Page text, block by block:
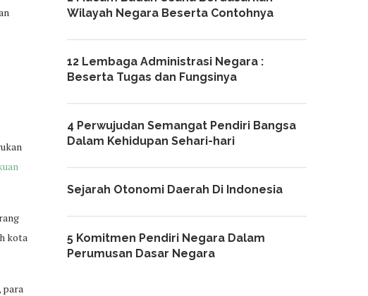
kota
para
Wilayah Negara Beserta Contohnya
12 Lembaga Administrasi Negara :
Beserta Tugas dan Fungsinya
4 Perwujudan Semangat Pendiri Bangsa
Dalam Kehidupan Sehari-hari
Sejarah Otonomi Daerah Di Indonesia
5 Komitmen Pendiri Negara Dalam
Perumusan Dasar Negara